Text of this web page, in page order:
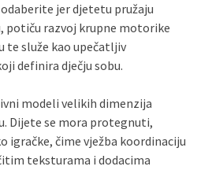
jer djetetu pružaju
potiču razvoj krupne motorike
te služe kao upečatljiv
definira dječju sobu.
modeli velikih dimenzija
Dijete se mora protegnuti,
čime vježba koordinaciju
teksturama i dodacima